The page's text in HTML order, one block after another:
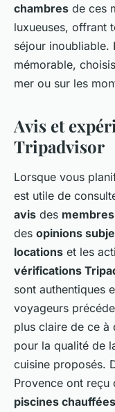
chambres de ces
luxueuses, offrant
séjour inoubliable.
mémorable,
mer ou sur les
Avis et
Tripadvisor
Lorsque vous
est utile de
avis des
des opinions
locations et les
vérifications
sont authentiques
voyageurs
plus claire de ce à
pour la qualité de
cuisine proposés.
Provence ont reçu
piscines chauffées